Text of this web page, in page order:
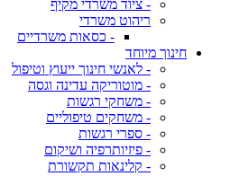
- ציוד משרדי מקיף
ריהוט משרדי
- כסאות משרדיים
חינוך מיוחד
- לאנשי חינוך ייעוץ וטיפול
- מוטוריקה עדינה וגסה
- משחקי רגשות
- משחקים טיפוליים
- ספרי רגשות
- פיזיותרפיה ושיקום
- קלינאות תקשורת